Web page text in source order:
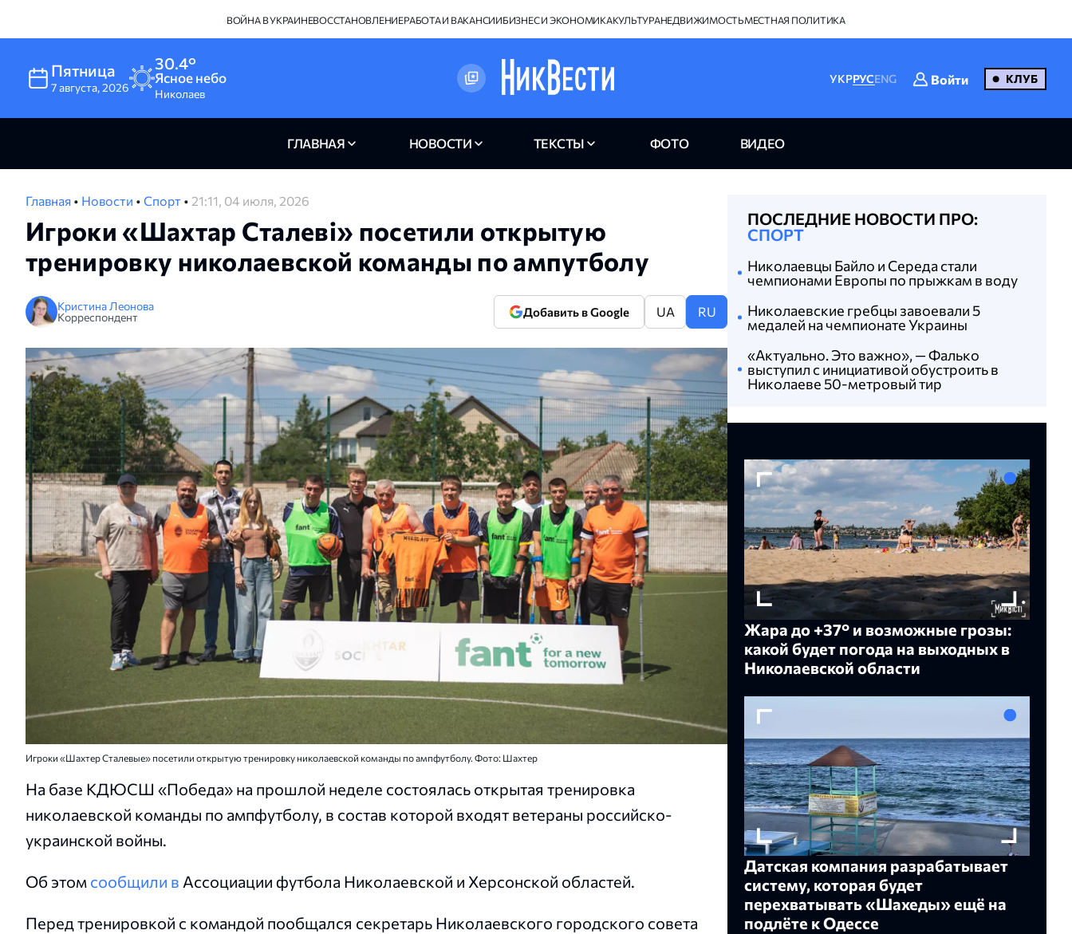
ВОЙНА В УКРАИНЕВОССТАНОВЛЕНИЕРАБОТА И ВАКАНСИИБИЗНЕС И ЭКОНОМИКАКУЛЬТУРАНЕДВИЖИМОСТЬМЕСТНАЯ ПОЛИТИКА
Пятница
7августа,2026
30.4°
Ясное небо
Николаев
УКРРУСENG Войти КЛУБ
ГЛАВНАЯ НОВОСТИ ТЕКСТЫ ФОТО ВИДЕО
Главная • Новости • Спорт • 21:11, 04 июля, 2026
Игроки «Шахтар Сталеві» посетили открытую
тренировку николаевской команды по ампутболу
Кристина Леонова
Корреспондент
Добавить в Google UA RU
Игроки «Шахтер Сталевые» посетили открытую тренировку николаевской команды по ампфутболу. Фото: Шахтер
На базе КДЮСШ «Победа» на прошлой неделе состоялась открытая тренировка
николаевской команды по ампфутболу, в состав которой входят ветераны российско-
украинской войны.
Об этом сообщили в Ассоциации футбола Николаевской и Херсонской областей.
Перед тренировкой с командой пообщался секретарь Николаевского городского совета
ПОСЛЕДНИЕ НОВОСТИ ПРО:
СПОРТ
Николаевцы Байло и Середа стали
чемпионами Европы по прыжкам в воду
Николаевские гребцы завоевали 5
медалей на чемпионате Украины
«Актуально. Это важно», — Фалько
выступил с инициативой обустроить в
Николаеве 50-метровый тир
Жара до +37° и возможные грозы:
какой будет погода на выходных в
Николаевской области
Датская компания разрабатывает
систему, которая будет
перехватывать «Шахеды» ещё на
подлёте к Одессе